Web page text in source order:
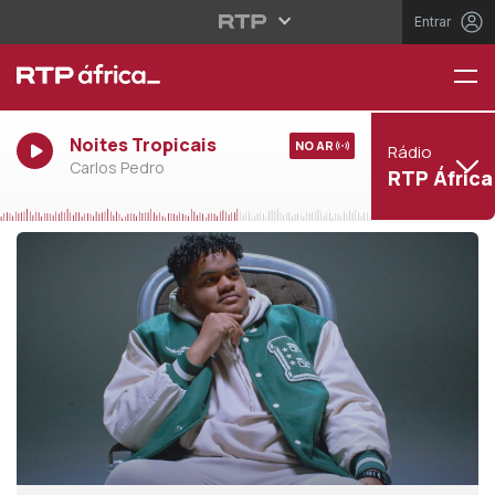
Entrar
Noites Tropicais
Carlos Pedro
NO AR Rádio
RTP África